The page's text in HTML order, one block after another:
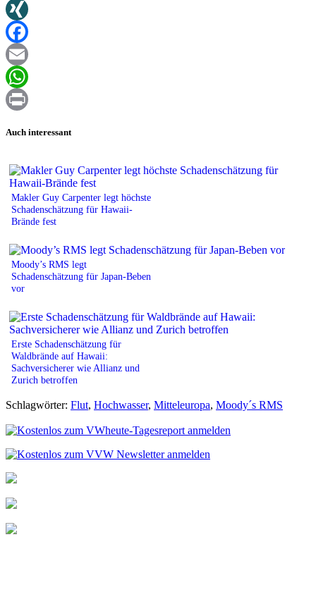
Twitter
XING
Facebook
Email
WhatsApp
Auch interessant
Makler Guy Carpenter legt höchste
Schadenschätzung für Hawaii-
Brände fest
Moody’s RMS legt
Schadenschätzung für Japan-Beben
vor
Erste Schadenschätzung für
Waldbrände auf Hawaii:
Sachversicherer wie Allianz und
Zurich betroffen
Schlagwörter: Flut, Hochwasser, Mitteleuropa, Moody´s RMS